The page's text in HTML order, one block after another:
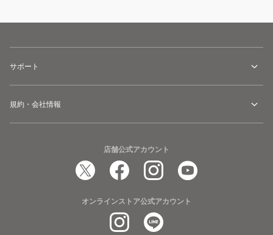
サポート
規約・会社情報
店舗公式アカウント
オンラインストア公式アカウント